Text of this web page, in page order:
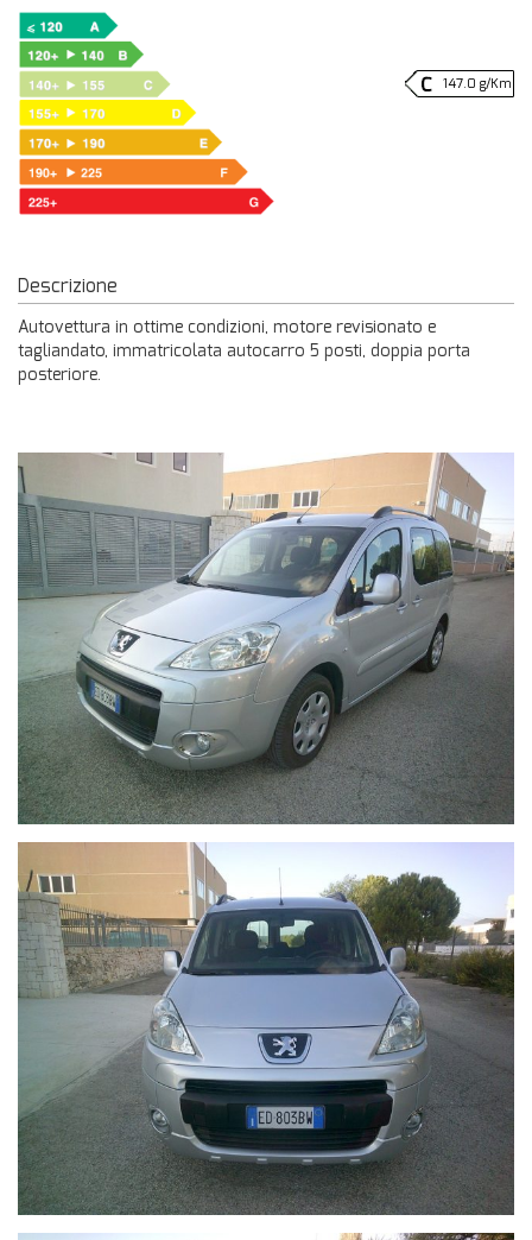
147.0 g/Km
Descrizione
Autovettura in ottime condizioni, motore revisionato e
tagliandato, immatricolata autocarro 5 posti, doppia porta
posteriore.